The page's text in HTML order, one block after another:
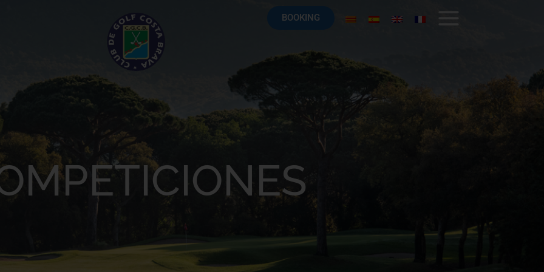
BOOKING